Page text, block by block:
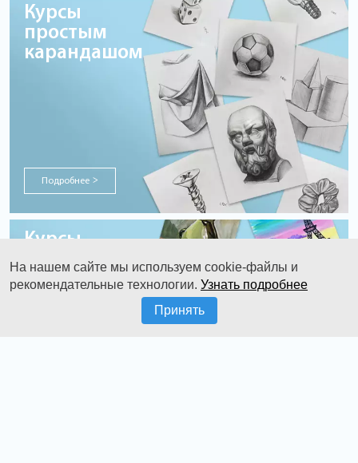
Курсы
простым
карандашом
Подробнее >
Курсы
гуашью
На нашем сайте мы используем cookie-файлы и
рекомендательные технологии. Узнать подробнее
Принять